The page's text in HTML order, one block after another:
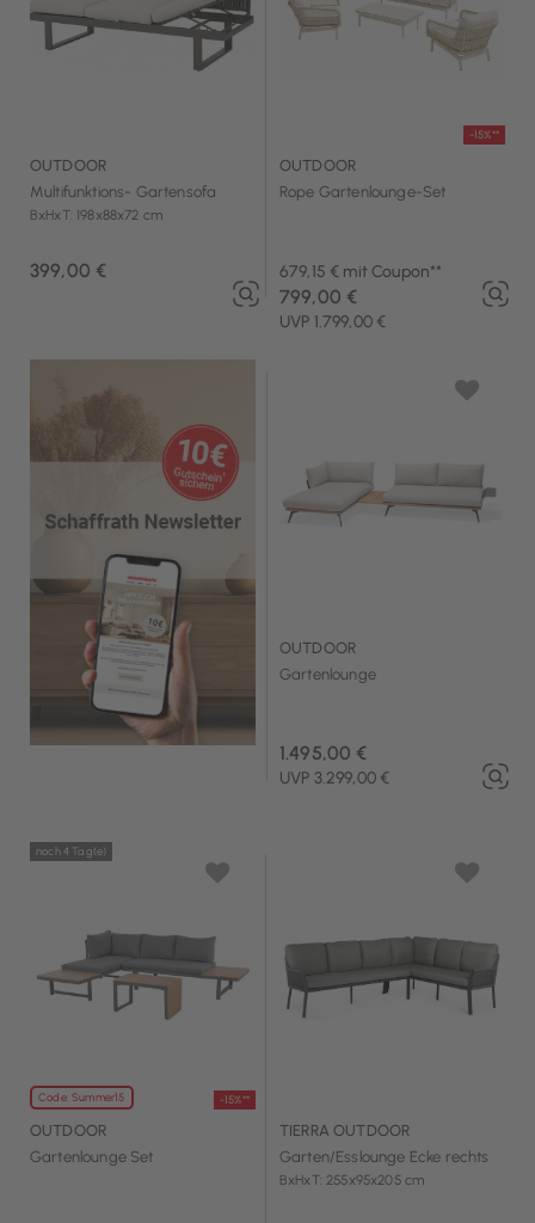
OUTDOOR
Multifunktions- Gartensofa
BxHxT: 198x88x72 cm
399,00 €
-15%**
OUTDOOR
Rope Gartenlounge-Set
679,15 € mit Coupon**
UVP 1.799,00 €
799,00 €
OUTDOOR
Gartenlounge
1.495,00 €
UVP 3.299,00 €
Code: Summer15 -15%**
noch 4 Tag(e)
OUTDOOR
Gartenlounge Set
TIERRA OUTDOOR
Garten/Esslounge Ecke rechts
BxHxT: 255x95x205 cm